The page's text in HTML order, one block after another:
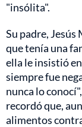
"insólita".
Su padre, Jesús
que tenía una
ella le insistió
siempre fue
nunca lo
recordó que,
alimentos